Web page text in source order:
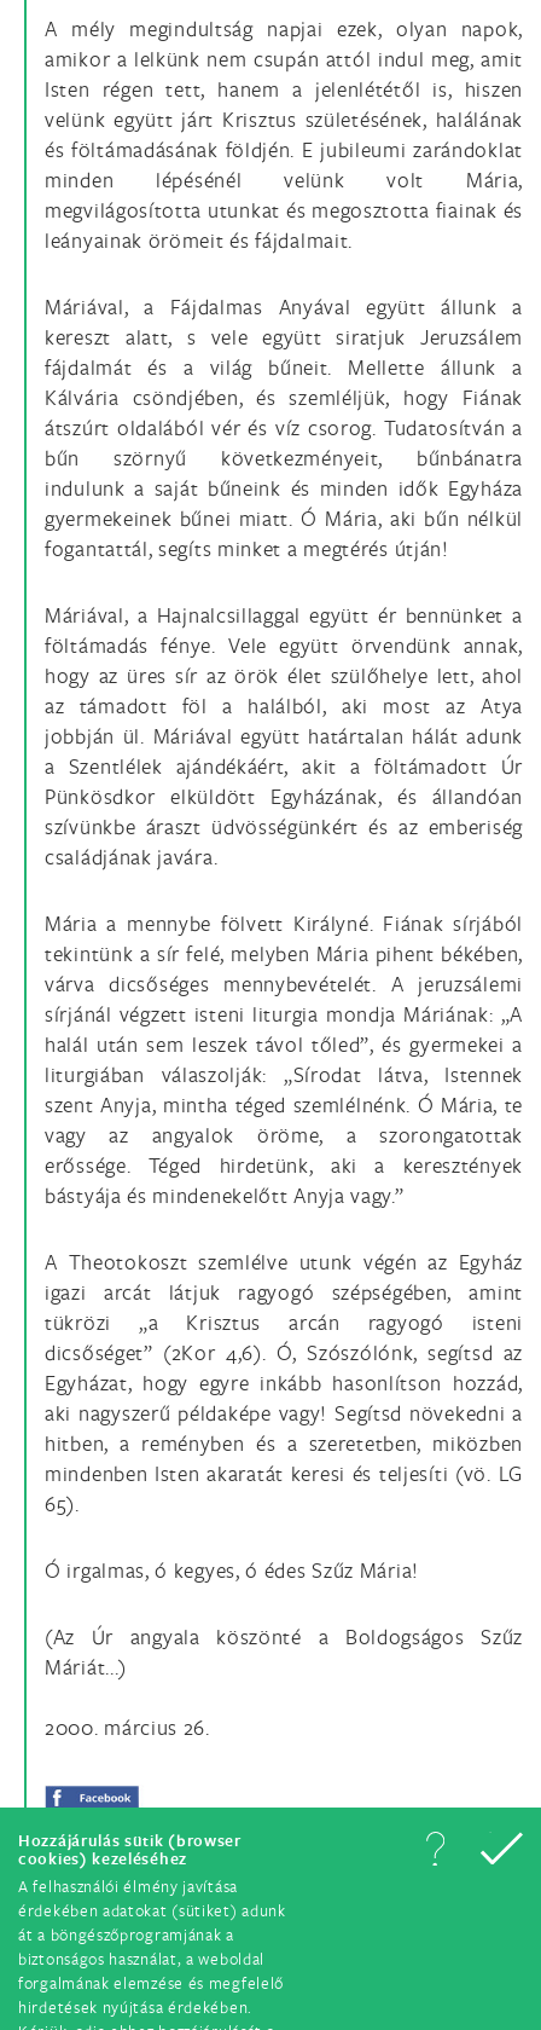
Hozzájárulás sütik (browser
cookies) kezeléséhez
A felhasználói élmény javítása
érdekében adatokat (sütiket) adunk
át a böngészőprogramjának a
biztonságos használat, a weboldal
forgalmának elemzése és megfelelő
hirdetések nyújtása érdekében.
A mély megindultság napjai ezek, olyan napok,
amikor a lelkünk nem csupán attól indul meg, amit
Isten régen tett, hanem a jelenlététől is, hiszen
velünk együtt járt Krisztus születésének, halálának
és föltámadásának földjén. E jubileumi zarándoklat
minden lépésénél velünk volt Mária,
megvilágosította utunkat és megosztotta fiainak és
leányainak örömeit és fájdalmait.
Máriával, a Fájdalmas Anyával együtt állunk a
kereszt alatt, s vele együtt siratjuk Jeruzsálem
fájdalmát és a világ bűneit. Mellette állunk a
Kálvária csöndjében, és szemléljük, hogy Fiának
átszúrt oldalából vér és víz csorog. Tudatosítván a
bűn szörnyű következményeit, bűnbánatra
indulunk a saját bűneink és minden idők Egyháza
gyermekeinek bűnei miatt. Ó Mária, aki bűn nélkül
fogantattál, segíts minket a megtérés útján!
Máriával, a Hajnalcsillaggal együtt ér bennünket a
föltámadás fénye. Vele együtt örvendünk annak,
hogy az üres sír az örök élet szülőhelye lett, ahol
az támadott föl a halálból, aki most az Atya
jobbján ül. Máriával együtt határtalan hálát adunk
a Szentlélek ajándékáért, akit a föltámadott Úr
Pünkösdkor elküldött Egyházának, és állandóan
szívünkbe áraszt üdvösségünkért és az emberiség
családjának javára.
Mária a mennybe fölvett Királyné. Fiának sírjából
tekintünk a sír felé, melyben Mária pihent békében,
várva dicsőséges mennybevételét. A jeruzsálemi
sírjánál végzett isteni liturgia mondja Máriának: „A
halál után sem leszek távol tőled”, és gyermekei a
liturgiában válaszolják: „Sírodat látva, Istennek
szent Anyja, mintha téged szemlélnénk. Ó Mária, te
vagy az angyalok öröme, a szorongatottak
erőssége. Téged hirdetünk, aki a keresztények
bástyája és mindenekelőtt Anyja vagy.”
A Theotokoszt szemlélve utunk végén az Egyház
igazi arcát látjuk ragyogó szépségében, amint
tükrözi „a Krisztus arcán ragyogó isteni
dicsőséget” (2Kor 4,6). Ó, Szószólónk, segítsd az
Egyházat, hogy egyre inkább hasonlítson hozzád,
aki nagyszerű példaképe vagy! Segítsd növekedni a
hitben, a reményben és a szeretetben, miközben
mindenben Isten akaratát keresi és teljesíti (vö. LG
65).
Ó irgalmas, ó kegyes, ó édes Szűz Mária!
(Az Úr angyala köszönté a Boldogságos Szűz
Máriát...)
2000. március 26.
© Minden jog fenntartva. 2018.